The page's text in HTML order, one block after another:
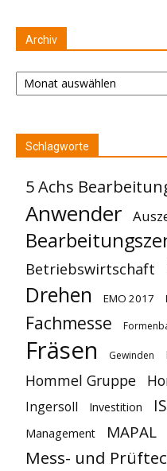
Archiv
Archiv
Schlagworte
5 Achs
Anwender
Betriebswirtschaft
Drehen EMO 2017
Fachmesse
Fräsen Gewinden
Hommel Gruppe
Ingersoll Investition
Management
MAPAL
Mess- und